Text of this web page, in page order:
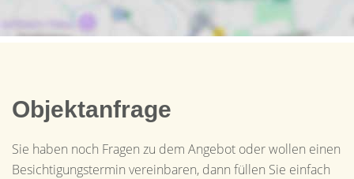
Objektanfrage
Sie haben noch Fragen zu dem Angebot oder wollen einen
Besichtigungstermin vereinbaren, dann füllen Sie einfach